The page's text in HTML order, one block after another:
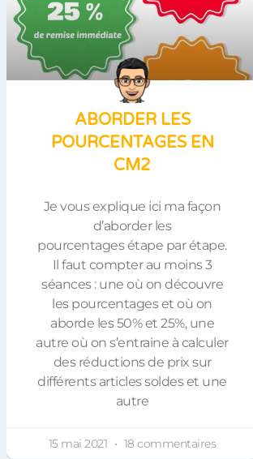
ABORDER LES
POURCENTAGES EN
CM2
Je vous explique ici ma façon
d’aborder les
pourcentages étape par étape.
Il faut compter au moins 3
séances : une où on découvre
les pourcentages et où on
aborde les 50% et 25%, une
autre où on s’entraine à calculer
des réductions de prix sur
différents articles soldes et une
autre
15 mai 2021 18 commentaires